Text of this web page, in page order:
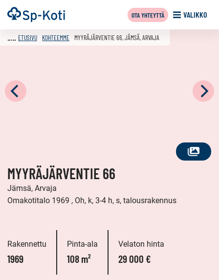
Siirry
sisältöön
Etusivu VALIKKO
OTA YHTEYTTÄ
KATSO
ETUSIVU KOHTEEMME MYYRÄJÄRVENTIE 66, JÄMSÄ, ARVAJA
MYYRÄJÄRVENTIE 66
Jämsä, Arvaja
Omakotitalo 1969 , Oh, k, 3-4 h, s, talousrakennus
Rakennettu
1969
Pinta-ala
108 m²
Velaton hinta
29 000 €